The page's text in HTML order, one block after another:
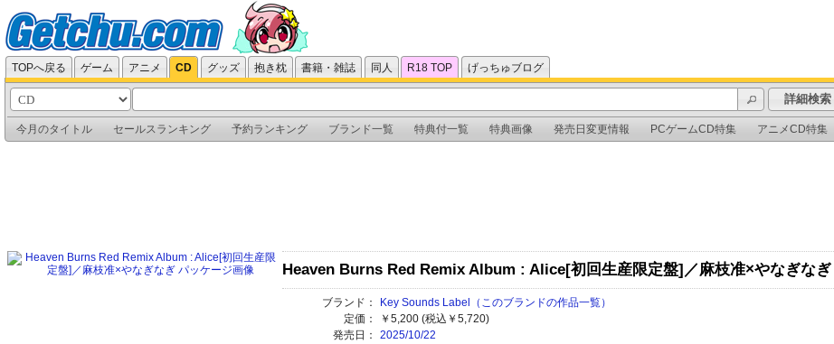
TOPへ戻る ゲーム アニメ CD グッズ 抱き枕 書籍・雑誌 同人 R18 TOP げっちゅブログ
詳細検索
今月のタイトル セールスランキング 予約ランキング ブランド一覧 特典付一覧 特典画像 発売日変更情報 PCゲームCD特集 アニメCD特集
Heaven Burns Red Remix Album : Alice[初回生産限定盤]／麻枝准×やなぎなぎ
ブランド： Key Sounds Label
（このブランドの作品一覧）
定価：
￥5,200 (税込￥5,720)
発売日：
2025/10/22